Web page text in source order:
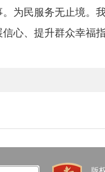
。为民服务无止境。
心、提升群众幸福